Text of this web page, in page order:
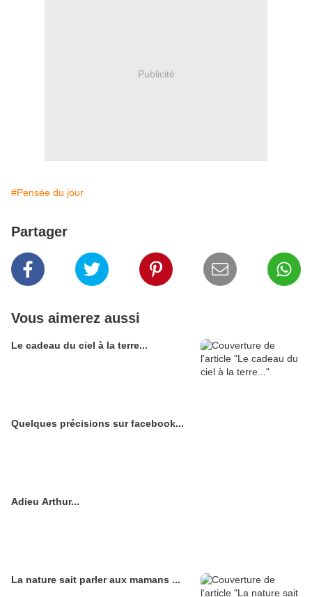
Publicité
#Pensée du jour
Partager
Vous aimerez aussi
Le cadeau du ciel à la terre...
Quelques précisions sur facebook...
Adieu Arthur...
La nature sait parler aux mamans ...